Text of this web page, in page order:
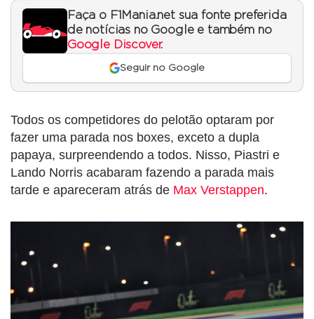
Faça o F1Mania.net sua fonte preferida
de notícias no Google e também no
Google Discover.
Seguir no Google
Todos os competidores do pelotão optaram por
fazer uma parada nos boxes, exceto a dupla
papaya, surpreendendo a todos. Nisso, Piastri e
Lando Norris acabaram fazendo a parada mais
tarde e apareceram atrás de Max Verstappen.